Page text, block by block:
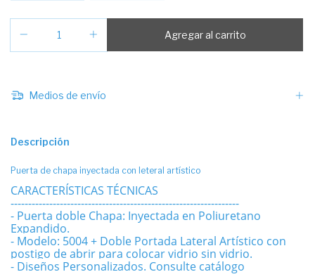
Medios de envío
Descripción
Puerta de chapa inyectada con leteral artístico
CARACTERÍSTICAS TÉCNICAS
-----------------------------------------------------------------
- Puerta doble Chapa: Inyectada en Poliuretano
Expandido.
- Modelo: 5004 + Doble Portada Lateral Artístico con
postigo de abrir para colocar vidrio sin vidrio.
- Diseños Personalizados. Consulte catálogo